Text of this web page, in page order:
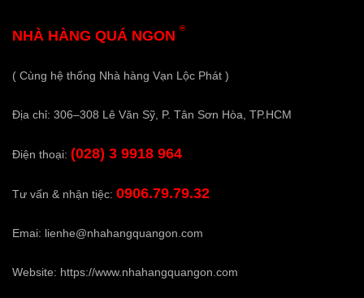
NHÀ HÀNG QUÁ NGON ®
( Cùng hệ thống Nhà hàng Vạn Lộc Phát )
Địa chỉ: 306–308 Lê Văn Sỹ, P. Tân Sơn Hòa, TP.HCM
Điện thoại: (028) 3 9918 964
Tư vấn & nhận tiệc: 0906.79.79.32
Emai: lienhe@nhahangquangon.com
Website: https://www.nhahangquangon.com